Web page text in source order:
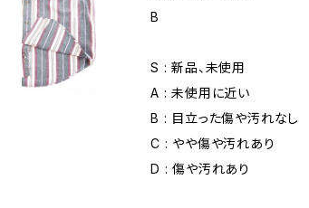
B
S : 新品、未使用
A : 未使用に近い
B : 目立った傷や汚れなし
C : やや傷や汚れあり
D : 傷や汚れあり